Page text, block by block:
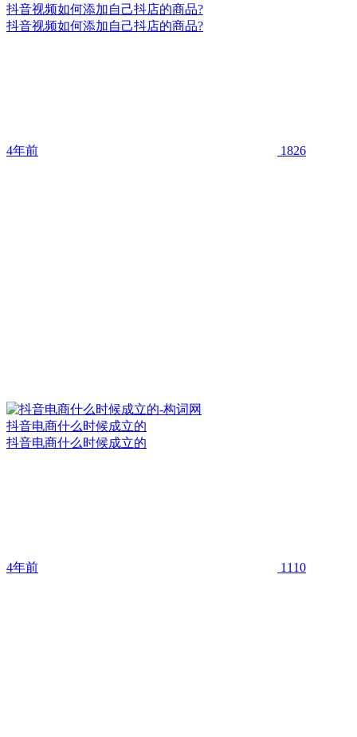
抖音视频如何添加自己抖店的商品?
抖音视频如何添加自己抖店的商品?
4年前 1826
抖音电商什么时候成立的
抖音电商什么时候成立的
4年前 1110